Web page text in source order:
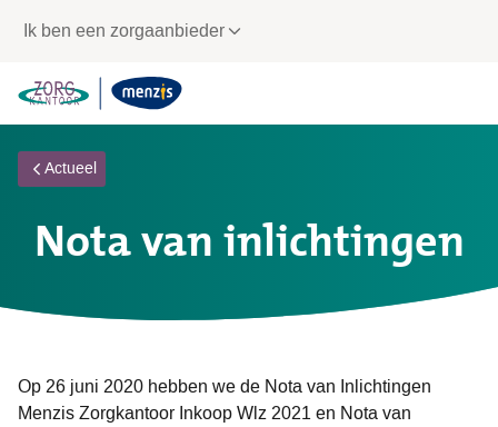
voor
navigatie
Ik ben een zorgaanbieder
Actueel
Nota van inlichtingen
Op 26 juni 2020 hebben we de Nota van Inlichtingen
Menzis Zorgkantoor Inkoop Wlz 2021 en Nota van